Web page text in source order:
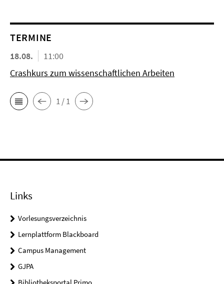
TERMINE
18.08.
11:00
Crashkurs zum wissenschaftlichen Arbeiten
1 / 1
Links
Vorlesungsverzeichnis
Lernplattform Blackboard
Campus Management
GJPA